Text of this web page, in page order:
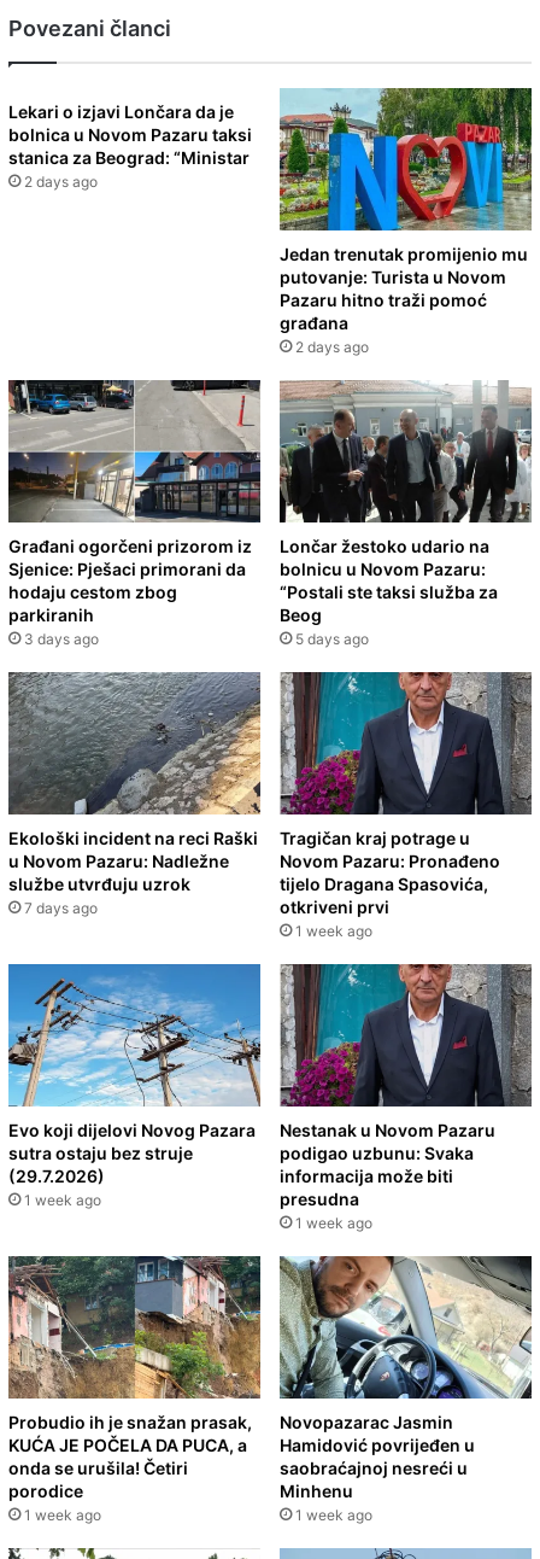
Povezani članci
Lekari o izjavi Lončara da je
bolnica u Novom Pazaru taksi
stanica za Beograd: “Ministar
2 days ago
Jedan trenutak promijenio mu
putovanje: Turista u Novom
Pazaru hitno traži pomoć
građana
2 days ago
Građani ogorčeni prizorom iz
Sjenice: Pješaci primorani da
hodaju cestom zbog
parkiranih
3 days ago
Lončar žestoko udario na
bolnicu u Novom Pazaru:
“Postali ste taksi služba za
Beog
5 days ago
Ekološki incident na reci Raški
u Novom Pazaru: Nadležne
službe utvrđuju uzrok
7 days ago
Tragičan kraj potrage u
Novom Pazaru: Pronađeno
tijelo Dragana Spasovića,
otkriveni prvi
1 week ago
Evo koji dijelovi Novog Pazara
sutra ostaju bez struje
(29.7.2026)
1 week ago
Nestanak u Novom Pazaru
podigao uzbunu: Svaka
informacija može biti
presudna
1 week ago
Probudio ih je snažan prasak,
KUĆA JE POČELA DA PUCA, a
onda se urušila! Četiri
porodice
1 week ago
Novopazarac Jasmin
Hamidović povrijeđen u
saobraćajnoj nesreći u
Minhenu
1 week ago